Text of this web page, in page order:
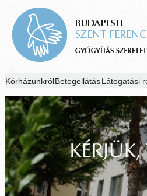
KórházunkrólBetegellátásLátogatási